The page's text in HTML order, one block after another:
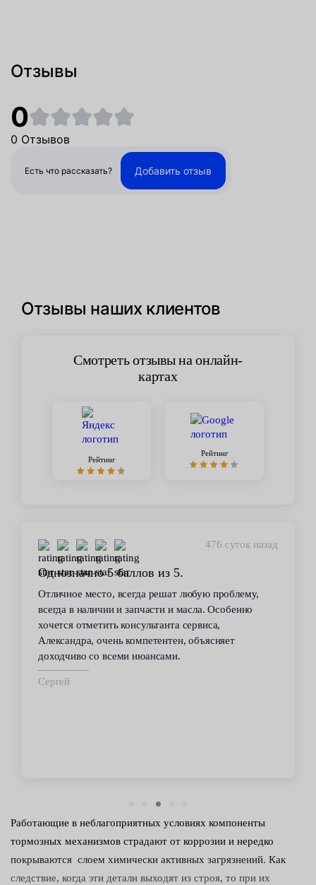
Отзывы
0
0 Отзывов
Есть что рассказать? Добавить отзыв
Отзывы наших клиентов
Смотреть отзывы на онлайн-
картах
Рейтинг
Рейтинг
447 суток назад
Стабильное качество
В течение 6 лет пользуюсь услугами данного
сервиса. Высокий профессионализм персонала
всегда помогал решить возникающие с
автомобилем проблемы. Все работы по
техобслуживанию проводились качественно и в
срок.
Работающие в неблагоприятных условиях компоненты
тормозных механизмов страдают от коррозии и нередко
покрываются слоем химически активных загрязнений. Как
следствие, когда эти детали выходят из строя, тo при их